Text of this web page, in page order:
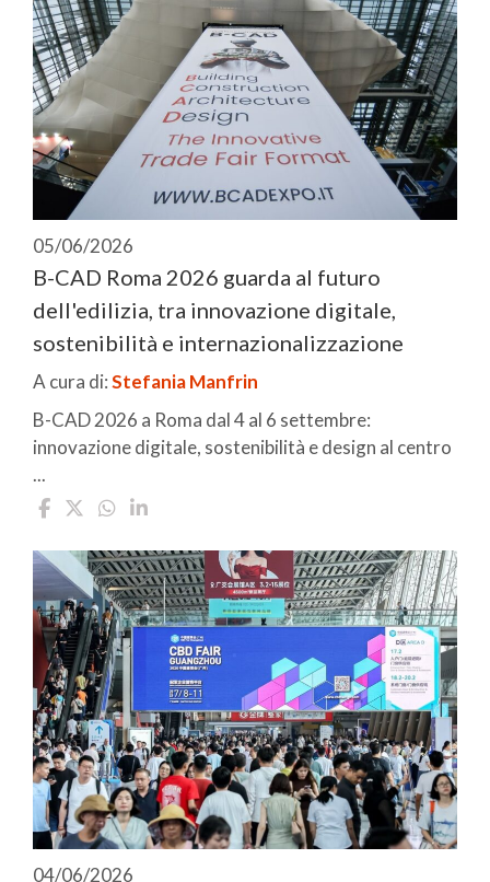
05/06/2026
B-CAD Roma 2026 guarda al futuro
dell'edilizia, tra innovazione digitale,
sostenibilità e internazionalizzazione
A cura di:Stefania Manfrin
B-CAD 2026 a Roma dal 4 al 6 settembre:
innovazione digitale, sostenibilità e design al centro
...
04/06/2026